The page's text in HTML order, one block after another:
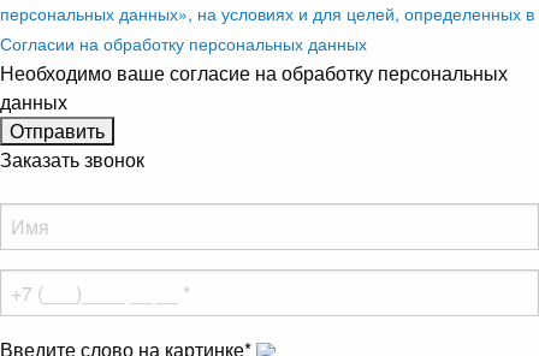
персональных данных», на условиях и для целей, определенных в
Согласии на обработку персональных данных
Необходимо ваше согласие на обработку персональных
данных
Заказать звонок
Введите слово на картинке*